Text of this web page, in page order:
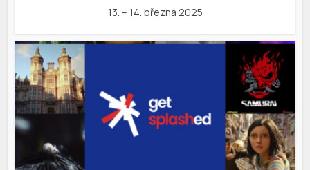
13. – 14. března 2025